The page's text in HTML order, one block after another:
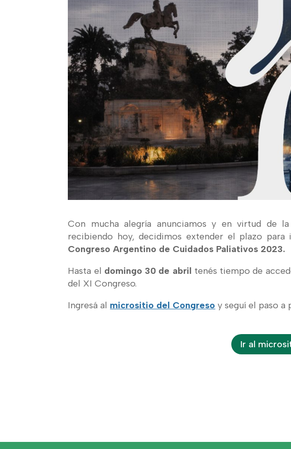
Con mucha alegría anunciamos y en virtud de
recibiendo hoy, decidimos extender el plazo para
Congreso Argentino de Cuidados Paliativos 2023.
Hasta el domingo 30 de abril tenés tiempo de
del XI Congreso.
Ingresá al micrositio del Congreso y seguí el paso a
Ir al